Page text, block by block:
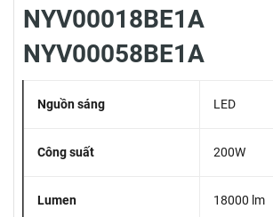
NYV00018BE1A
NYV00058BE1A
Nguồn sáng LED
Công suất 200W
Lumen 18000 lm